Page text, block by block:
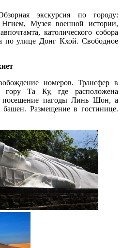
экскурсия по городу:
Музея военной истории,
католического собора
по улице Донг Кхой. Свободное
номеров. Трансфер в
гору Та Ку, где расположена
посещение пагоды Линь Шон, а
Размещение в гостинице.